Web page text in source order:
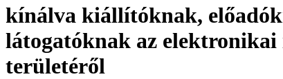
kínálva kiállítóknak,
látogatóknak az
területéről